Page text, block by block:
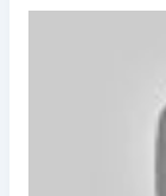
Telegram,
Онлайн
Через
Через